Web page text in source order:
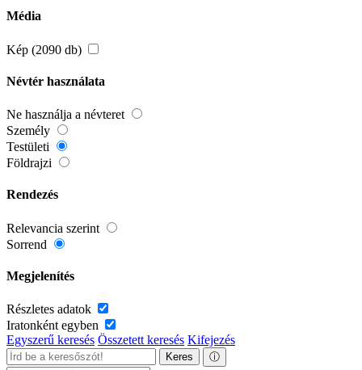
Média
Kép (2090 db)
Névtér használata
Ne használja a névteret
Személy
Testületi
Földrajzi
Rendezés
Relevancia szerint
Sorrend
Megjelenítés
Részletes adatok
Iratonként egyben
Egyszerű keresés Összetett keresés Kifejezés
Keres ⓘ